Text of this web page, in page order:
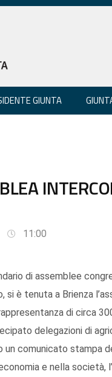
GIUNTA
11:00
di assemblee
si è tenuta a Brienza
di circa
delegazioni di
un comunicato stampa
e nella